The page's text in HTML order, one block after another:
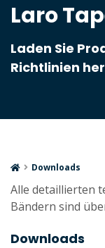
Laro
Laden Sie
Richtlinien
Downloads
Alle detaillierten
Bändern sind
Downloads